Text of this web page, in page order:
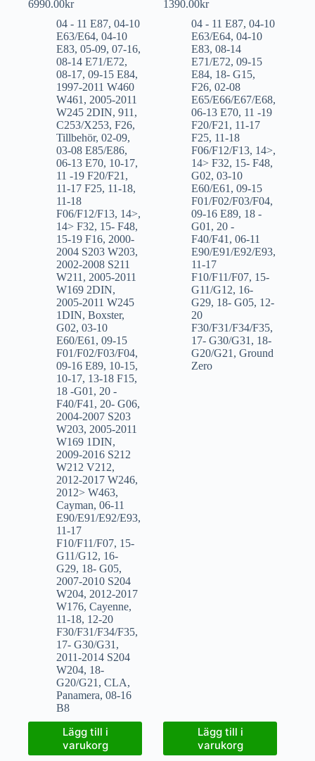
6990.00kr
04 - 11 E87, 04-10
E63/E64, 04-10
E83, 05-09, 07-16,
08-14 E71/E72,
08-17, 09-15 E84,
1997-2011 W460
W461 , 2005-2011
W245 2DIN, 911 ,
C253/X253, F26,
Tillbehör, 02-09,
03-08 E85/E86,
06-13 E70, 10-17,
11 -19 F20/F21 ,
11-17 F25, 11-18,
11-18
F06/F12/F13, 14>,
14> F32, 15- F48,
15-19 F16, 2000-
2004 S203 W203,
2002-2008 S211
W211 , 2005-2011
W169 2DIN,
2005-2011 W245
1DIN, Boxster,
G02, 03-10
E60/E61 , 09-15
F01/F02/F03/F04,
09-16 E89, 10-15,
10-17, 13-18 F15,
18 -G01 , 20 -
F40/F41 , 20- G06,
2004-2007 S203
W203, 2005-2011
W169 1DIN,
2009-2016 S212
W212 V212,
2012-2017 W246,
2012> W463,
Cayman, 06-11
E90/E91/E92/E93,
11-17
F10/F11/F07, 15-
G11/G12, 16-
G29, 18- G05,
2007-2010 S204
W204, 2012-2017
W176, Cayenne,
11-18, 12-20
F30/F31/F34/F35,
17- G30/G31 ,
2011-2014 S204
W204, 18-
G20/G21 , CLA,
Panamera, 08-16
B8
Lägg till i
varukorg
1390.00kr
04 - 11 E87,04-10
E63/E64,04-10
E83,08-14
E71/E72,09-15
E84, 18- G15,
F26,02-08
E65/E66/E67/E68,
06-13 E70, 11 -19
F20/F21 , 11-17
F25, 11-18
F06/F12/F13, 14>,
14> F32, 15- F48,
G02,03-10
E60/E61 ,09-15
F01/F02/F03/F04,
09-16 E89, 18 -
G01 , 20 -
F40/F41 ,06-11
E90/E91/E92/E93,
11-17
F10/F11/F07, 15-
G11/G12, 16-
G29, 18- G05, 12-
20
F30/F31/F34/F35,
17- G30/G31 , 18-
G20/G21 ,Ground
Zero
Lägg till i
varukorg